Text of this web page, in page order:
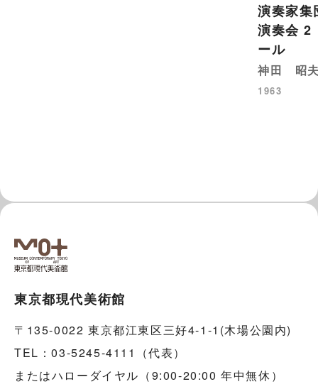
演奏家
演奏会
ール
神田 昭
1963
東京都現代美術館
〒135-0022 東京都江東区三好4-1-1(木場公園内)
TEL：03-5245-4111（代表）
またはハローダイヤル（9:00-20:00 年中無休）